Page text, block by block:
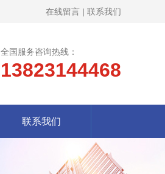
在线留言 | 联系我们
全国服务咨询热线：
13823144468
联系我们